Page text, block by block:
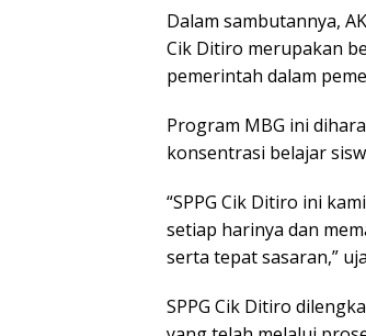
Dalam sambutannya,
Cik Ditiro merupakan
pemerintah dalam
Program MBG ini
konsentrasi belajar
“SPPG Cik Ditiro ini
setiap harinya dan
serta tepat sasaran,”
SPPG Cik Ditiro